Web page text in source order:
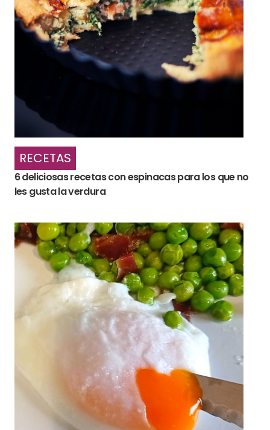
RECETAS
6 deliciosas recetas con espinacas para los que no
les gusta la verdura